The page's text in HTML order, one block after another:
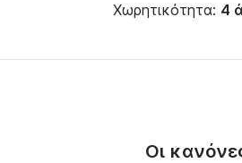
Χωρητικότητα: 4
Οι